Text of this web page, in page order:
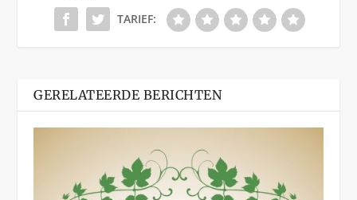
TARIEF:
GERELATEERDE BERICHTEN